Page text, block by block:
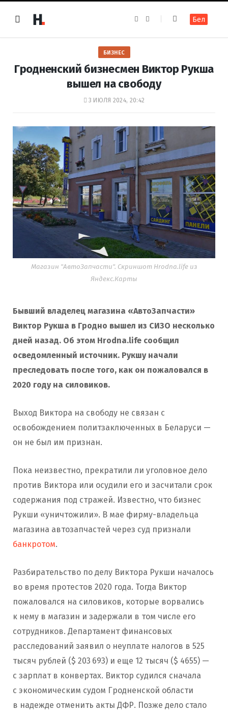
e
k
t
a
m
Бел
БИЗНЕС
Гродненский бизнесмен Виктор Рукша
вышел на свободу
3 ИЮЛЯ 2024, 20:42
Магазин "АвтоЗапчасти". Скриншот Hrodna.life из
Яндекс.Карты
Бывший владелец магазина «АвтоЗапчасти»
Виктор Рукша в Гродно вышел из СИЗО несколько
дней назад. Об этом Hrodna.life сообщил
осведомленный источник. Рукшу начали
преследовать после того, как он пожаловался в
2020 году на силовиков.
Выход Виктора на свободу не связан с
освобождением политзаключенных в Беларуси —
он не был им признан.
Пока неизвестно, прекратили ли уголовное дело
против Виктора или осудили его и засчитали срок
содержания под стражей. Известно, что бизнес
Рукши «уничтожили». В мае фирму-владельца
магазина автозапчастей через суд признали
банкротом.
Разбирательство по делу Виктора Рукши началось
во время протестов 2020 года. Тогда Виктор
пожаловался на силовиков, которые ворвались
к нему в магазин и задержали в том числе его
сотрудников. Департамент финансовых
расследований заявил о неуплате налогов в 525
тысяч рублей ($ 203 693) и еще 12 тысяч ($ 4655) —
с зарплат в конвертах. Виктор судился сначала
с экономическим судом Гродненской области
в надежде отменить акты ДФР. Позже дело стало